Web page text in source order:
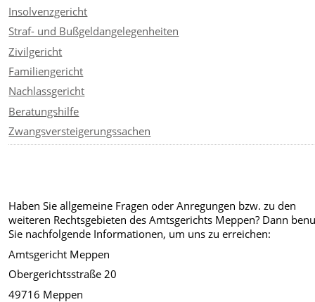
Insolvenzgericht
Straf- und Bußgeldangelegenheiten
Zivilgericht
Familiengericht
Nachlassgericht
Beratungshilfe
Zwangsversteigerungssachen
Haben Sie allgemeine Fragen oder Anregungen bzw. zu den
weiteren Rechtsgebieten des Amtsgerichts Meppen? Dann
Sie nachfolgende Informationen, um uns zu erreichen:
Amtsgericht Meppen
Obergerichtsstraße 20
49716 Meppen